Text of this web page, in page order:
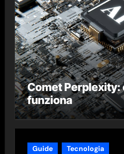
Comet Perplexity:
funziona
Guide Tecnologia